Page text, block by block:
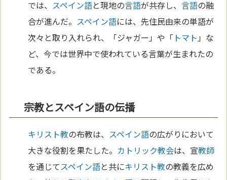
では、 スペイン語と現地の言語が共存し、言語の融
合が進んだ。 スペイン語には、先住民由来の単語が
次々と取り入れられ、「ジャガー」や「 トマト 」な
ど、今では世界中で使われている言葉が生まれたの
である。
宗教とスペイン語の伝播
キリスト教の布教は、 スペイン語の広がりにおいて
大きな役割を果たした。 カトリック教会は、宣教師
を通じてスペイン語と共にキリスト教の教義を広め